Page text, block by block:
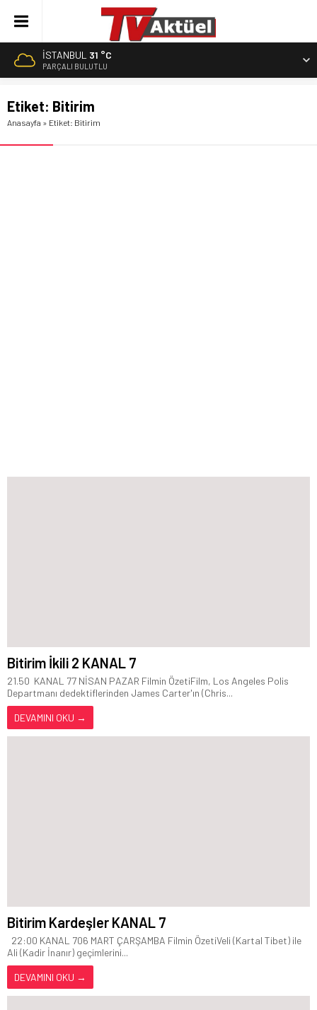
İSTANBUL 31 °C
PARÇALI BULUTLU
Etiket: Bitirim
Anasayfa » Etiket: Bitirim
Bitirim İkili 2 KANAL 7
21.50 KANAL 77 NİSAN PAZAR Filmin ÖzetiFilm, Los Angeles Polis
Departmanı dedektiflerinden James Carter'ın (Chris...
DEVAMINI OKU →
Bitirim Kardeşler KANAL 7
22:00 KANAL 706 MART ÇARŞAMBA Filmin ÖzetiVeli (Kartal Tibet) ile
Ali (Kadir İnanır) geçimlerini...
DEVAMINI OKU →